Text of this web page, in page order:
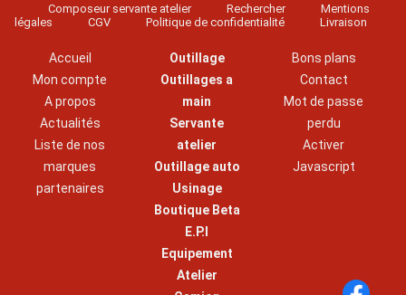
Composeur servante atelier Rechercher
Mentions
légales
CGV Politique de confidentialité Livraison
Accueil
Mon compte
A propos
Actualités
Liste de nos
marques
partenaires
Outillage
Outillages a
main
Servante
atelier
Outillage auto
Usinage
Boutique Beta
E.P.I
Equipement
Atelier
Bons plans
Contact
Mot de passe
perdu
Activer
Javascript